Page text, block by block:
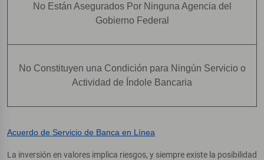
No Están Asegurados Por Ninguna Agencia del
Gobierno Federal
No Constituyen una Condición para Ningún Servicio o
Actividad de Índole Bancaria
Acuerdo de Servicio de Banca en Línea
La inversión en valores implica riesgos, y siempre existe la posibilidad